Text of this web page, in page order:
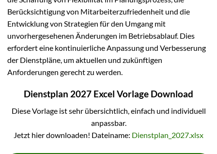
Berücksichtigung von Mitarbeiterzufriedenheit und die
Entwicklung von Strategien für den Umgang mit
unvorhergesehenen Änderungen im Betriebsablauf. Dies
erfordert eine kontinuierliche Anpassung und Verbesserung
der Dienstpläne, um aktuellen und zukünftigen
Anforderungen gerecht zu werden.
Dienstplan 2027 Excel Vorlage Download
Diese Vorlage ist sehr übersichtlich, einfach und individuell
anpassbar.
Jetzt hier downloaden! Dateiname: Dienstplan_2027.xlsx